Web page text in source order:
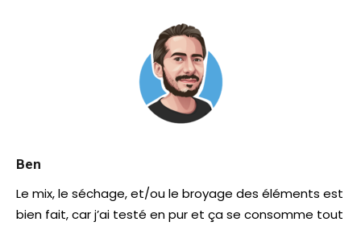
Ben
Le mix, le séchage, et/ou le broyage des éléments est
bien fait, car j’ai testé en pur et ça se consomme tout